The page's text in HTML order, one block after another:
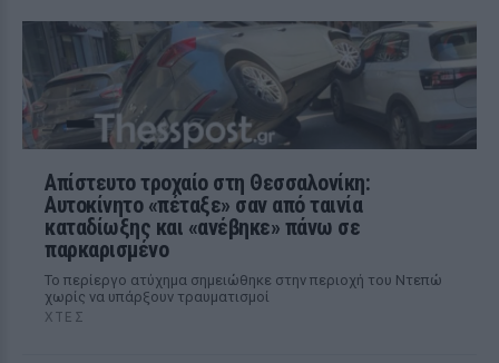
Απίστευτο τροχαίο στη Θεσσαλονίκη:
Αυτοκίνητο «πέταξε» σαν από ταινία
καταδίωξης και «ανέβηκε» πάνω σε
παρκαρισμένο
Το περίεργο ατύχημα σημειώθηκε στην περιοχή του Ντεπώ
χωρίς να υπάρξουν τραυματισμοί
ΧΤΕΣ